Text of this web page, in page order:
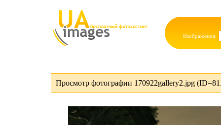
Изображения:
Просмотр фотографии 170922gallery2.jpg